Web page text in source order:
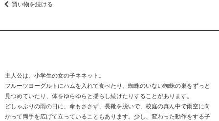
買い物を続ける
主人公は、小学生の女の子ネネット。
フルーツヨーグルトにハムを入れて食べたり、蜘蛛のいない蜘蛛の巣をずっと
見つめていたり、体をゆらゆらと揺らし続けたりすることがあります。
どしゃぶりの雨の日に、傘もささず、長靴を脱いで、校庭の真ん中で雨空に向
かって両手を広げて立っていることもあります。少し、変わった動作をする子